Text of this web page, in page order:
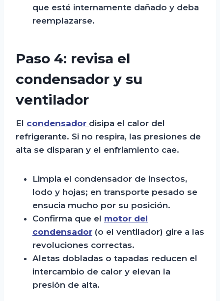
que esté internamente dañado y deba
reemplazarse.
Paso 4: revisa el
condensador y su
ventilador
El condensador disipa el calor del
refrigerante. Si no respira, las presiones de
alta se disparan y el enfriamiento cae.
Limpia el condensador de insectos,
lodo y hojas; en transporte pesado se
ensucia mucho por su posición.
Confirma que el motor del
condensador (o el ventilador) gire a las
revoluciones correctas.
Aletas dobladas o tapadas reducen el
intercambio de calor y elevan la
presión de alta.